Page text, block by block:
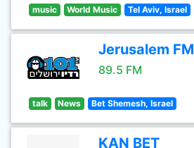
music World Music Tel Aviv, Israel
Jerusalem FM
89.5 FM
talk News Bet Shemesh, Israel
KAN BET